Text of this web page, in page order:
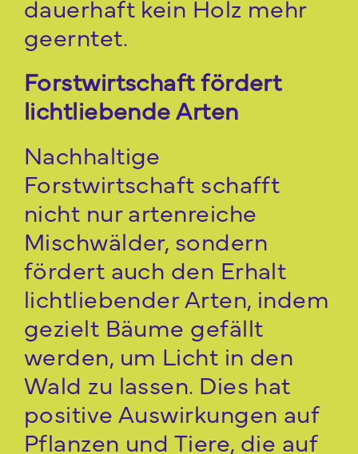
dauerhaft kein Holz mehr
geerntet.
Forstwirtschaft fördert
lichtliebende Arten
Nachhaltige
Forstwirtschaft schafft
nicht nur artenreiche
Mischwälder, sondern
fördert auch den Erhalt
lichtliebender Arten, indem
gezielt Bäume gefällt
werden, um Licht in den
Wald zu lassen. Dies hat
positive Auswirkungen auf
Pflanzen und Tiere, die auf